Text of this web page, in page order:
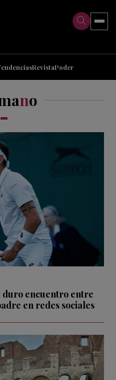
RevistaPoder
no
duro encuentro entre
en redes sociales